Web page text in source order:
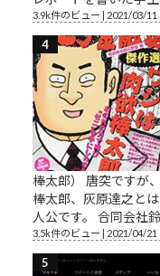
3.9k件のビュー | 2021/03/11
棒太郎） 唐突ですが
棒太郎、灰原達之と
人公です。 合同会社
3.5k件のビュー | 2021/04/21